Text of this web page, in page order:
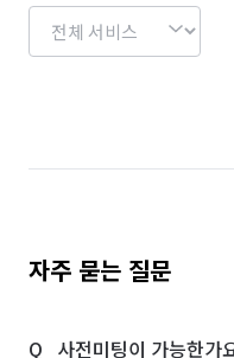
자주 묻는 질문
사전미팅이 가능한가